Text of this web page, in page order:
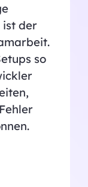
ist der
so